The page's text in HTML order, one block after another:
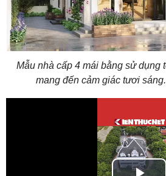
Mẫu nhà cấp 4 mái bằng sử dụng
mang đến cảm giác tươi